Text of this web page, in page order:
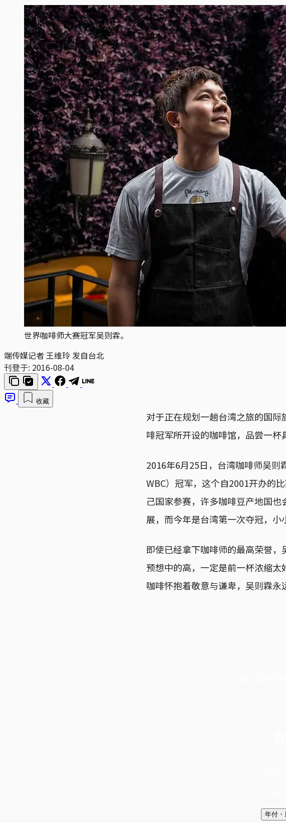
世界咖啡师大赛冠军吴则霖。
端传媒记者 王维玲 发自台北
刊登于: 2016-08-04
收藏
对于正在规划一趟台湾之旅的国
啡冠军所开设的咖啡馆，品尝一杯
2016年6月25日，台湾咖啡师吴
WBC）冠军，这个自2001开办的
己国家参赛，许多咖啡豆产地国
展，而今年是台湾第一次夺冠，小
即使已经拿下咖啡师的最高荣誉
预想中的高，一定是前一杯浓缩
咖啡怀抱着敬意与谦卑，吴则霖永
年付・